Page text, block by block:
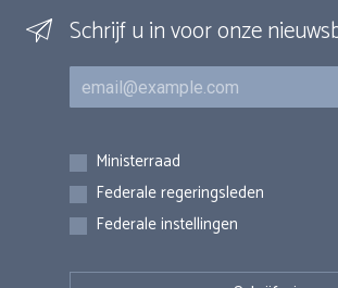
Schrijf u in voor onze
E-mail
Inschrijvingen
Ministerraad
Federale regeringsleden
Federale instellingen